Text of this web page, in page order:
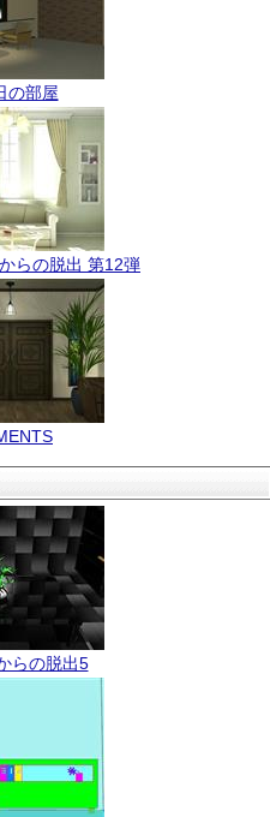
の部屋
らの脱出 第12弾
らの脱出5